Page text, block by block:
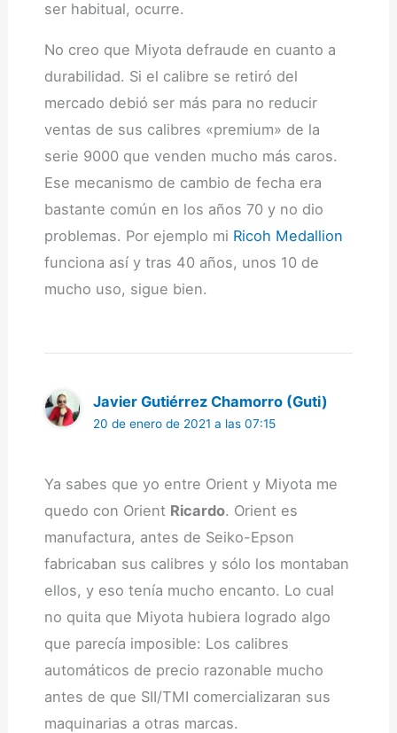
ser habitual, ocurre.
No creo que Miyota defraude en cuanto a
durabilidad. Si el calibre se retiró del
mercado debió ser más para no reducir
ventas de sus calibres «premium» de la
serie 9000 que venden mucho más caros.
Ese mecanismo de cambio de fecha era
bastante común en los años 70 y no dio
problemas. Por ejemplo mi Ricoh Medallion
funciona así y tras 40 años, unos 10 de
mucho uso, sigue bien.
Javier Gutiérrez Chamorro (Guti)
20 de enero de 2021 a las 07:15
Ya sabes que yo entre Orient y Miyota me
quedo con Orient Ricardo. Orient es
manufactura, antes de Seiko-Epson
fabricaban sus calibres y sólo los montaban
ellos, y eso tenía mucho encanto. Lo cual
no quita que Miyota hubiera logrado algo
que parecía imposible: Los calibres
automáticos de precio razonable mucho
antes de que SII/TMI comercializaran sus
maquinarias a otras marcas.